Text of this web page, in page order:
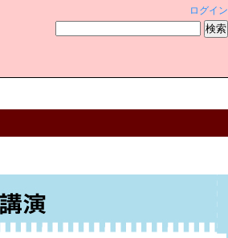
ログイン